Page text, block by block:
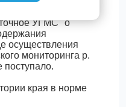
УГМС" о
осуществления
мониторинга р.
поступало.
края в норме